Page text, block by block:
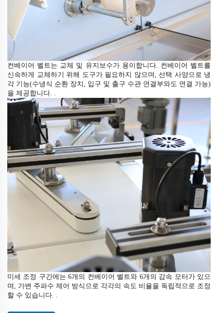
컨베이어 벨트는 교체 및 유지보수가 용이합니다. 컨베이어 벨트를
신속하게 교체하기 위해 도구가 필요하지 않으며, 선택 사양으로 냉
각 기능(수냉식 순환 장치, 입구 및 출구 수관 연결부와도 연결 가능)
을 제공합니다.
미세 조정 구간에는 6개의 컨베이어 벨트와 6개의 감속 모터가 있으
며, 가변 주파수 제어 방식으로 각각의 속도 비율을 독립적으로 조정
할 수 있습니다.